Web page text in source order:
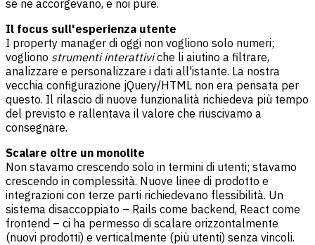
se ne accorgevano, e noi pure.
Il focus sull'esperienza utente
I property manager di oggi non vogliono solo numeri;
vogliono strumenti interattiviche li aiutino a filtrare,
analizzare e personalizzare i dati all'istante. La nostra
vecchia configurazione jQuery/HTML non era pensata per
questo. Il rilascio di nuove funzionalità richiedeva più tempo
del previsto e rallentava il valore che riuscivamo a
consegnare.
Scalare oltre un monolite
Non stavamo crescendo solo in termini di utenti; stavamo
crescendo in complessità. Nuove linee di prodotto e
integrazioni con terze parti richiedevano flessibilità. Un
sistema disaccoppiato – Rails come backend, React come
frontend – ci ha permesso di scalare orizzontalmente
(nuovi prodotti) e verticalmente (più utenti) senza vincoli.